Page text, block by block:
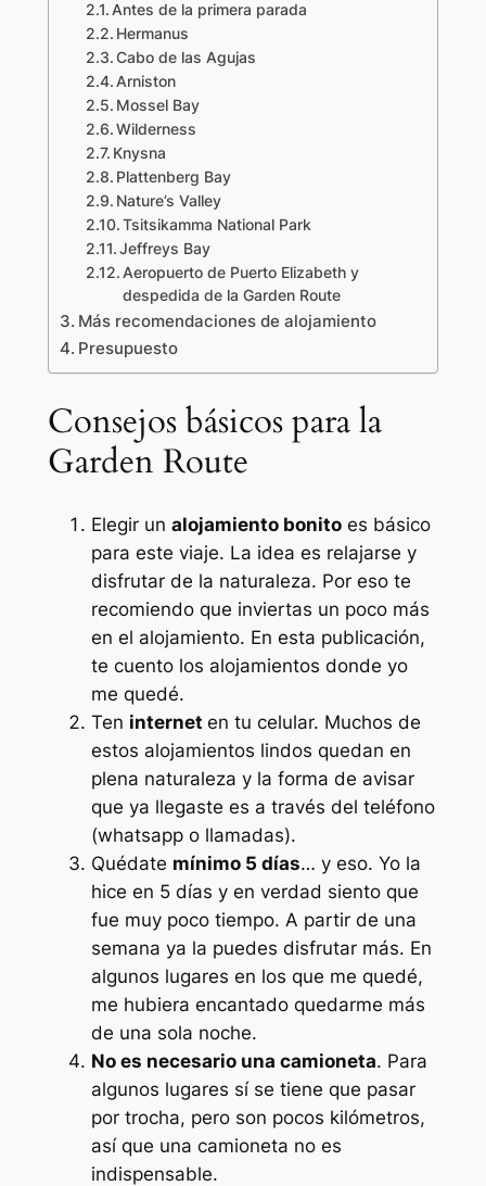
Antes de la primera parada
Hermanus
Cabo de las Agujas
Arniston
Mossel Bay
Wilderness
Knysna
Plattenberg Bay
Nature’s Valley
Tsitsikamma National Park
Jeffreys Bay
Aeropuerto de Puerto Elizabeth y
despedida de la Garden Route
Más recomendaciones de alojamiento
Presupuesto
Consejos básicos para la
Garden Route
Elegir un alojamiento bonitoes básico
para este viaje. La idea es relajarse y
disfrutar de la naturaleza. Por eso te
recomiendo que inviertas un poco más
en el alojamiento. En esta publicación,
te cuento los alojamientos donde yo
me quedé.
Ten internet en tu celular. Muchos de
estos alojamientos lindos quedan en
plena naturaleza y la forma de avisar
que ya llegaste es a través del teléfono
(whatsapp o llamadas).
Quédate mínimo 5 días… y eso. Yo la
hice en 5 días y en verdad siento que
fue muy poco tiempo. A partir de una
semana ya la puedes disfrutar más. En
algunos lugares en los que me quedé,
me hubiera encantado quedarme más
de una sola noche.
No es necesario una camioneta. Para
algunos lugares sí se tiene que pasar
por trocha, pero son pocos kilómetros,
así que una camioneta no es
indispensable.